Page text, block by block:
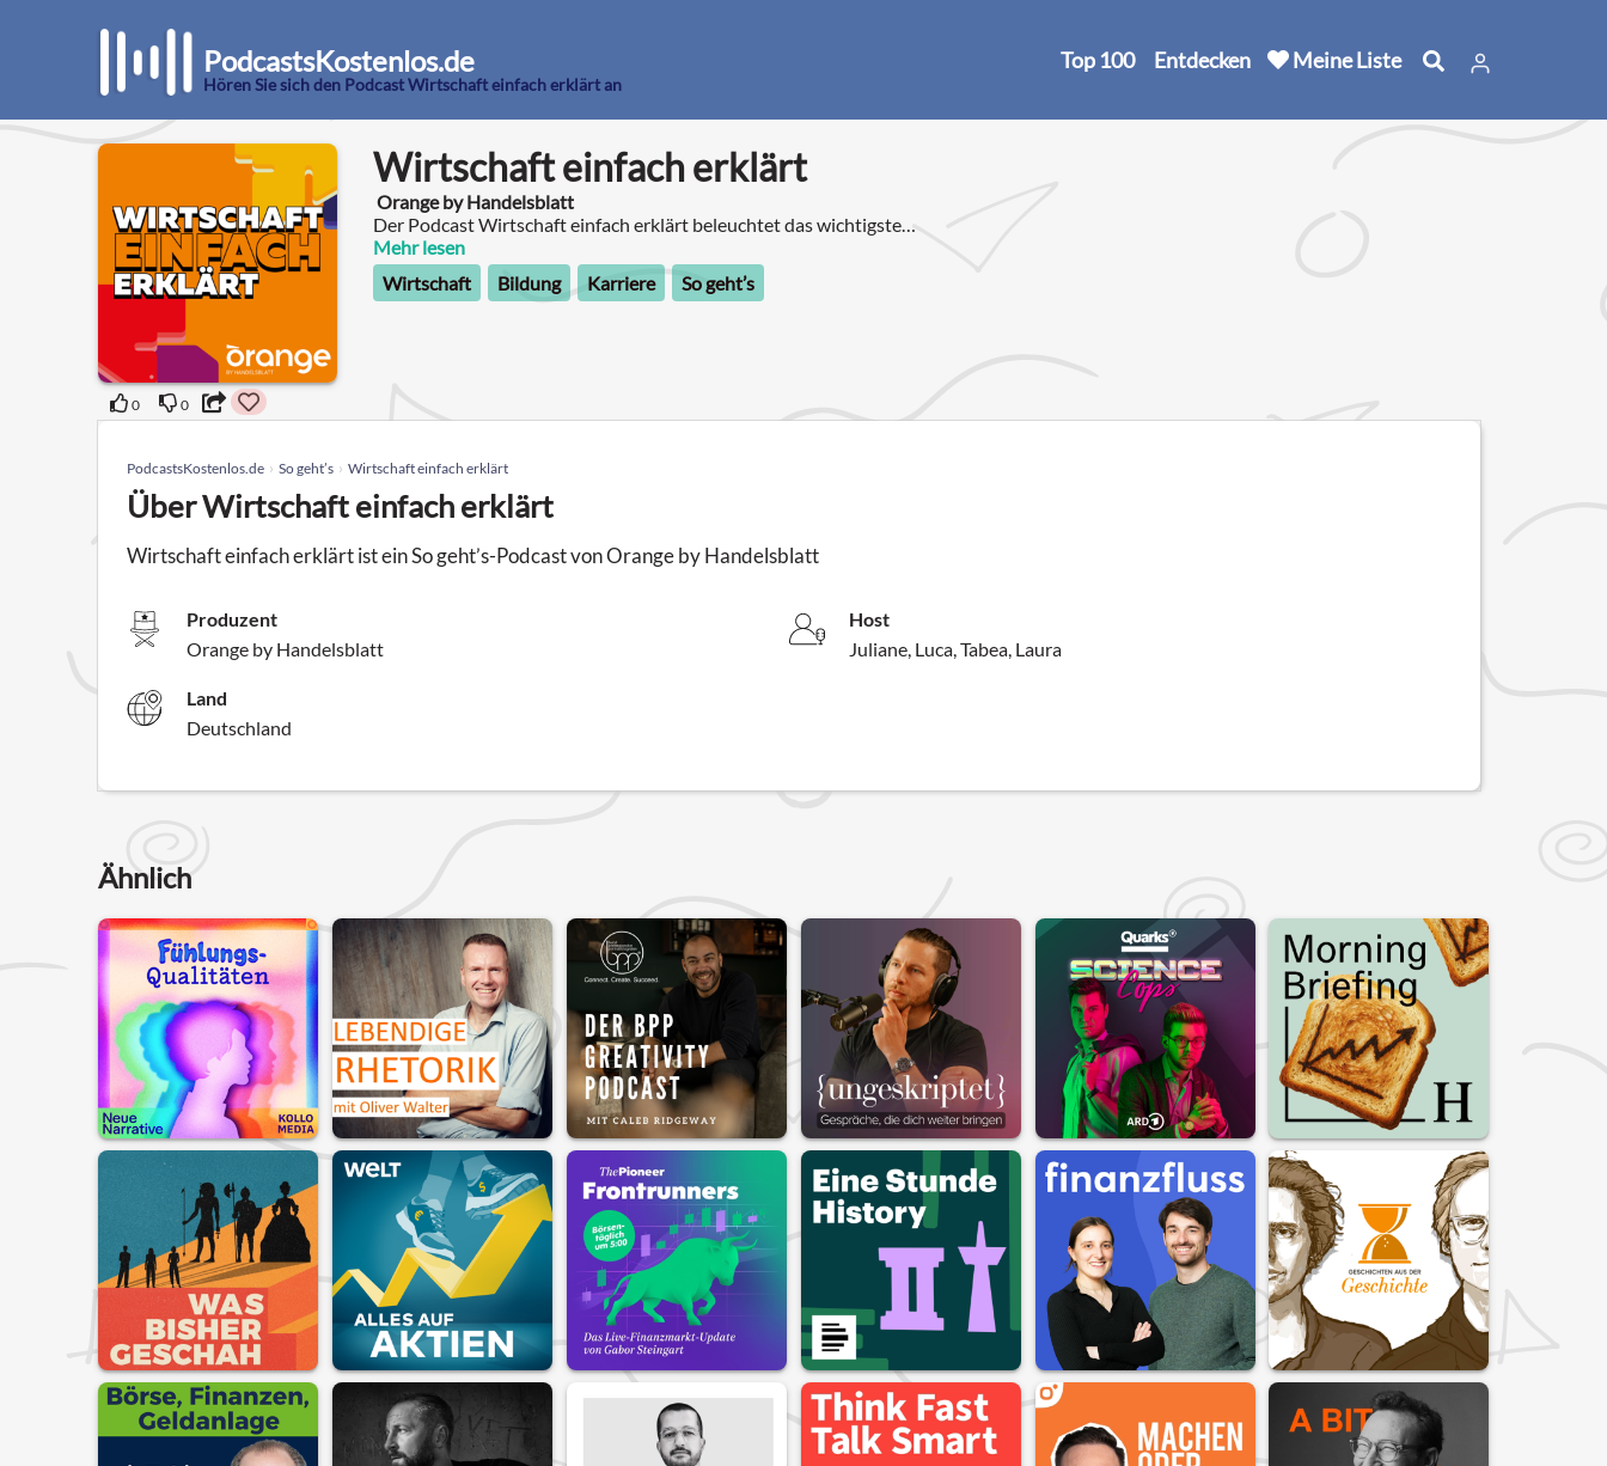
PodcastsKostenlos.de
Hören Sie sich den Podcast Wirtschaft einfach erklärt an
Top 100 Entdecken Meine Liste
0 0
Wirtschaft einfach erklärt
Orange by Handelsblatt
Der Podcast Wirtschaft einfach erklärt beleuchtet das wichtigste
Wirtschaftsthema der Woche und erklärt Zusammenhänge.
Mehr lesen
Wirtschaft
Bildung Karriere So geht’s
PodcastsKostenlos.de So geht’s Wirtschaft einfach erklärt
Über Wirtschaft einfach erklärt
Wirtschaft einfach erklärt ist ein So geht’s-Podcast von Orange by Handelsblatt
Produzent
Orange by Handelsblatt
Host
Juliane, Luca, Tabea, Laura
Land
Deutschland
Ähnlich